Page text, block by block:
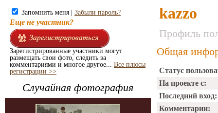
Запомнить меня | Забыли пароль?
Еще не участник?
Зарегистрированные участники могут
размещать свои фото, следить за
комментариями и многое другое... Все плюсы
регистрации >>
Случайная фотография
kazzo
Профиль
Общая
Статус
На проекте с:
Последний вход:
Комментарии: